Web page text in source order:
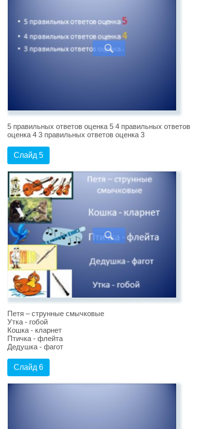
5 правильных ответов оценка 5 4 правильных ответов
оценка 4 3 правильных ответов оценка 3
Слайд 5
Петя – струнные смычковые
Утка - гобой
Кошка - кларнет
Птичка - флейта
Дедушка - фагот
Слайд 6